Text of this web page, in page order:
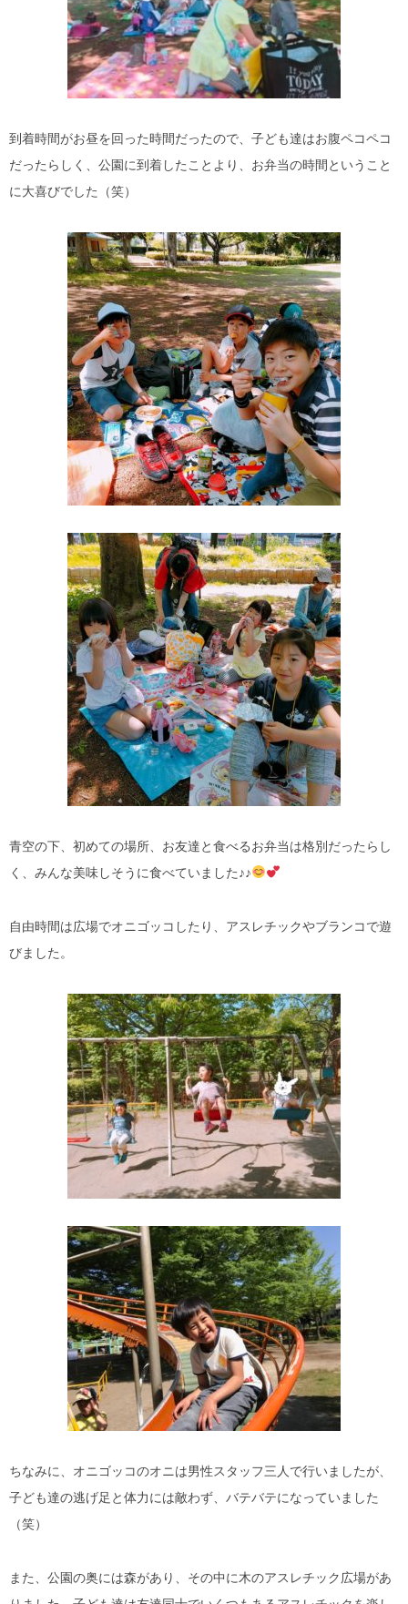
到着時間がお昼を回った時間だったので、子ども達はお腹ペコペコ
だったらしく、公園に到着したことより、お弁当の時間ということ
に大喜びでした（笑）
青空の下、初めての場所、お友達と食べるお弁当は格別だったらし
く、みんな美味しそうに食べていました♪♪
自由時間は広場でオニゴッコしたり、アスレチックやブランコで遊
びました。
ちなみに、オニゴッコのオニは男性スタッフ三人で行いましたが、
子ども達の逃げ足と体力には敵わず、バテバテになっていました
（笑）
また、公園の奥には森があり、その中に木のアスレチック広場があ